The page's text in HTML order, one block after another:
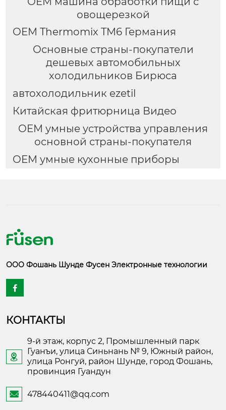
овощерезкой
OEM Thermomix TM6 Германия
Основные страны-покупатели
дешевых автомобильных
холодильников Бирюса
автохолодильник ezetil
Китайская фритюрница Видео
OEM умные устройства управления
основной страны-покупателя
OEM умные кухонные приборы
ООО Фошань Шунде Фусен Электронные технологии

КОНТАКТЫ

9-й этаж, корпус 2, Промышленный парк
Гуанъи, улица Синьнань № 9, Южный район,
улица Ронгуй, район Шунде, город Фошань,
провинция Гуандун
 478440411@qq.com